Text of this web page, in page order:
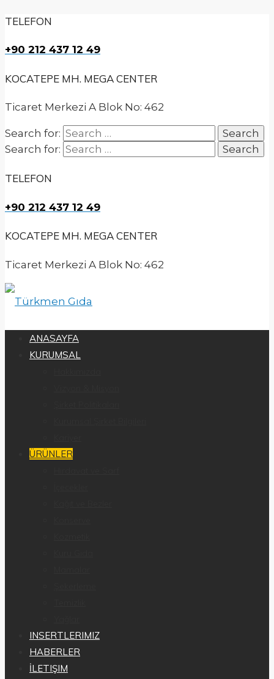
TELEFON
+90 212 437 12 49
KOCATEPE MH. MEGA CENTER
Ticaret Merkezi A Blok No: 462
Search for:
Search for:
TELEFON
+90 212 437 12 49
KOCATEPE MH. MEGA CENTER
Ticaret Merkezi A Blok No: 462
ANASAYFA
KURUMSAL
ÜRÜNLER
INSERTLERIMIZ
HABERLER
İLETIŞIM